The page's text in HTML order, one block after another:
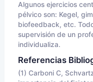
Algunos ejercicios
pélvico son: Kegel,
biofeedback, etc.
supervisión de un
individualiza.
Referencias
(1) Carboni C,